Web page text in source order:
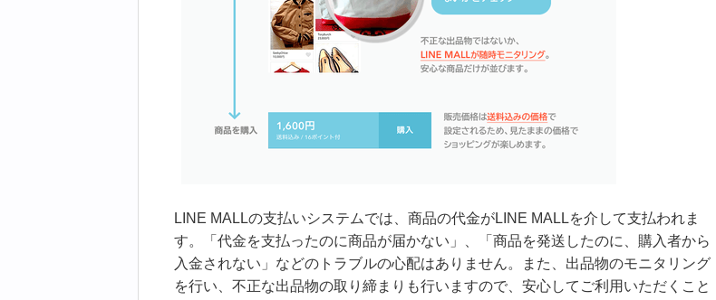
LINE MALLの支払いシステムでは、商品の代金がLINE MALLを介して支払われま
す。「代金を支払ったのに商品が届かない」、「商品を発送したのに、購入者から
入金されない」などのトラブルの心配はありません。また、出品物のモニタリング
を行い、不正な出品物の取り締まりも行いますので、安心してご利用いただくこと